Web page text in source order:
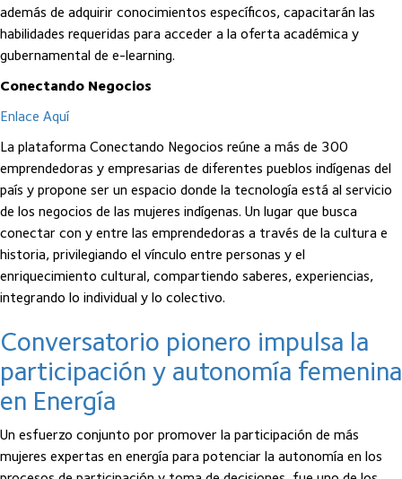
además de adquirir conocimientos específicos, capacitarán las
habilidades requeridas para acceder a la oferta académica y
gubernamental de e-learning.
Conectando Negocios
Enlace Aquí
La plataforma Conectando Negocios reúne a más de 300
emprendedoras y empresarias de diferentes pueblos indígenas del
país y propone ser un espacio donde la tecnología está al servicio
de los negocios de las mujeres indígenas. Un lugar que busca
conectar con y entre las emprendedoras a través de la cultura e
historia, privilegiando el vínculo entre personas y el
enriquecimiento cultural, compartiendo saberes, experiencias,
integrando lo individual y lo colectivo.
Conversatorio pionero impulsa la
participación y autonomía femenina
en Energía
Un esfuerzo conjunto por promover la participación de más
mujeres expertas en energía para potenciar la autonomía en los